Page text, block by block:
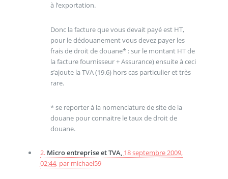
à l’exportation.
Donc la facture que vous devait payé est HT,
pour le dédouanement vous devez payer les
frais de droit de douane* : sur le montant HT de
la facture fournisseur + Assurance) ensuite à ceci
s’ajoute la TVA (19.6) hors cas particulier et très
rare.
* se reporter à la nomenclature de site de la
douane pour connaitre le taux de droit de
douane.
2. Micro entreprise et TVA, 18 septembre 2009,
02:44, par michael59